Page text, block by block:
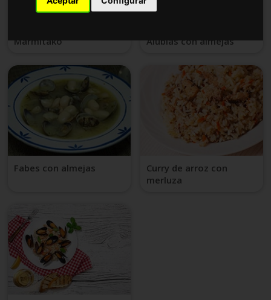
Marmitako Alubias con almejas
Fabes con almejas
Curry de arroz con
merluza